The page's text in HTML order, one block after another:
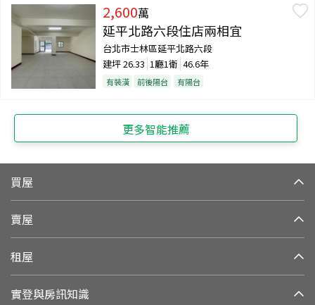
2,600萬
延平北路六段住店兩相宜
台北市士林區延平北路六段
建坪26.33 1廳1衛 46.6年
有裝潢 前後陽台 有陽台
更多智能推薦
買屋
賣屋
租屋
實登與房訊知識